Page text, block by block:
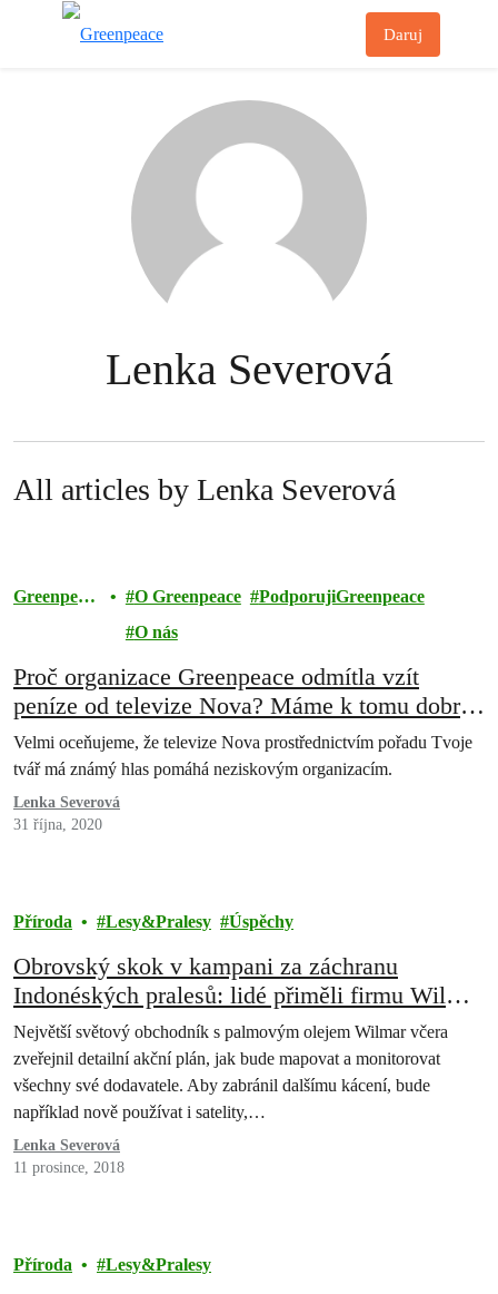
Daruj
Lenka Severová
All articles by Lenka Severová
Greenpeac
O Greenpeace
PodporujiGreenpeace
O nás
Proč organizace Greenpeace odmítla vzít
peníze od televize Nova? Máme k tomu dobré
důvody
Velmi oceňujeme, že televize Nova prostřednictvím pořadu Tvoje
tvář má známý hlas pomáhá neziskovým organizacím.
Lenka Severová
31 října, 2020
Příroda Lesy&Pralesy Úspěchy
Obrovský skok v kampani za záchranu
Indonéských pralesů: lidé přiměli firmu Wilmar
jednat.
Největší světový obchodník s palmovým olejem Wilmar včera
zveřejnil detailní akční plán, jak bude mapovat a monitorovat
všechny své dodavatele. Aby zabránil dalšímu kácení, bude
například nově používat i satelity,…
Lenka Severová
11 prosince, 2018
Příroda Lesy&Pralesy